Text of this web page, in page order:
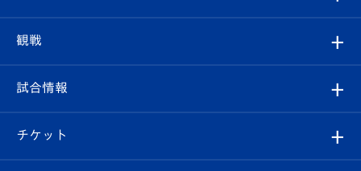
クラブ
試合情報
クラブ概要
エンブレム紹介
観戦
観戦ルール
はじめての観戦ガイド
試合情報
試合日程/結果
チケット